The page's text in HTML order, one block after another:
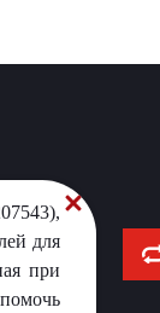
для
при